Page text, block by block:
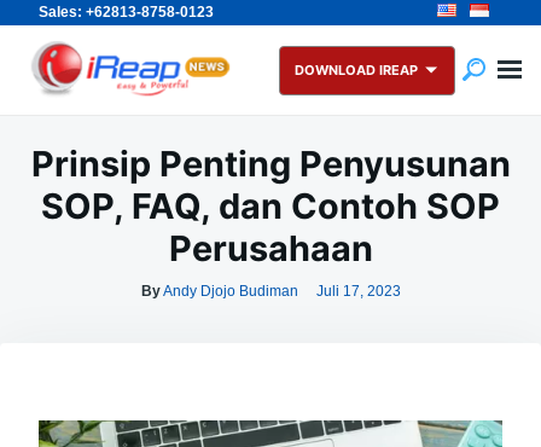
Sales: +62813-8758-0123
Skip
content
Search
for:
DOWNLOAD IREAP
Prinsip Penting Penyusunan
SOP, FAQ, dan Contoh SOP
Perusahaan
ByAndy Djojo Budiman Juli 17, 2023